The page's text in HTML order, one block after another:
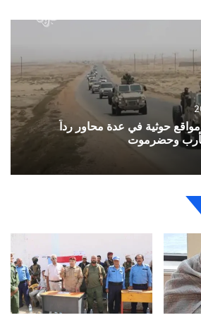
حوثية في عدة محاور رداً
وحضرموت